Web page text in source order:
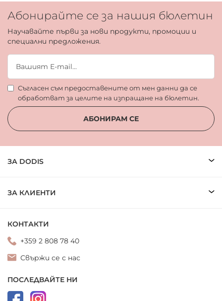
Абонирайте се за нашия бюлетин
Научавайте първи за нови продукти, промоции и
специални предложения.
Съгласен съм предоставените от мен данни да се
обработват за целите на изпращане на бюлетин.
АБОНИРАМ СЕ
ЗА DODIS
ЗА КЛИЕНТИ
КОНТАКТИ
+359 2 808 78 40
Свържи се с нас
ПОСЛЕДВАЙТЕ НИ